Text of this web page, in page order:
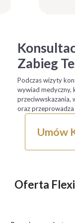
Zabieg
Podczas wizyty
wywiad medyczny,
przeciwwskazania,
oraz przeprowadza
Umów
Oferta